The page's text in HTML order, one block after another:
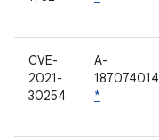
CVE-
2021-
30254
A-
187074014
*